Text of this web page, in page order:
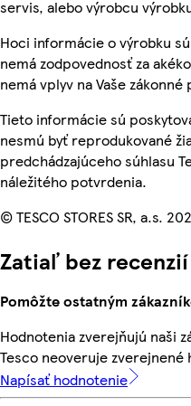
servis, alebo výrobcu
Hoci informácie o výrobku
nemá zodpovednosť za
nemá vplyv na Vaše zákonné
Tieto informácie sú
nesmú byť reprodukované
predchádzajúceho súhlasu
náležitého potvrdenia.
© TESCO STORES SR, a.s.
Zatiaľ bez recenzií
Pomôžte ostatným
Hodnotenia zverejňujú naši
Tesco neoveruje zverejnené
Napísať hodnotenie